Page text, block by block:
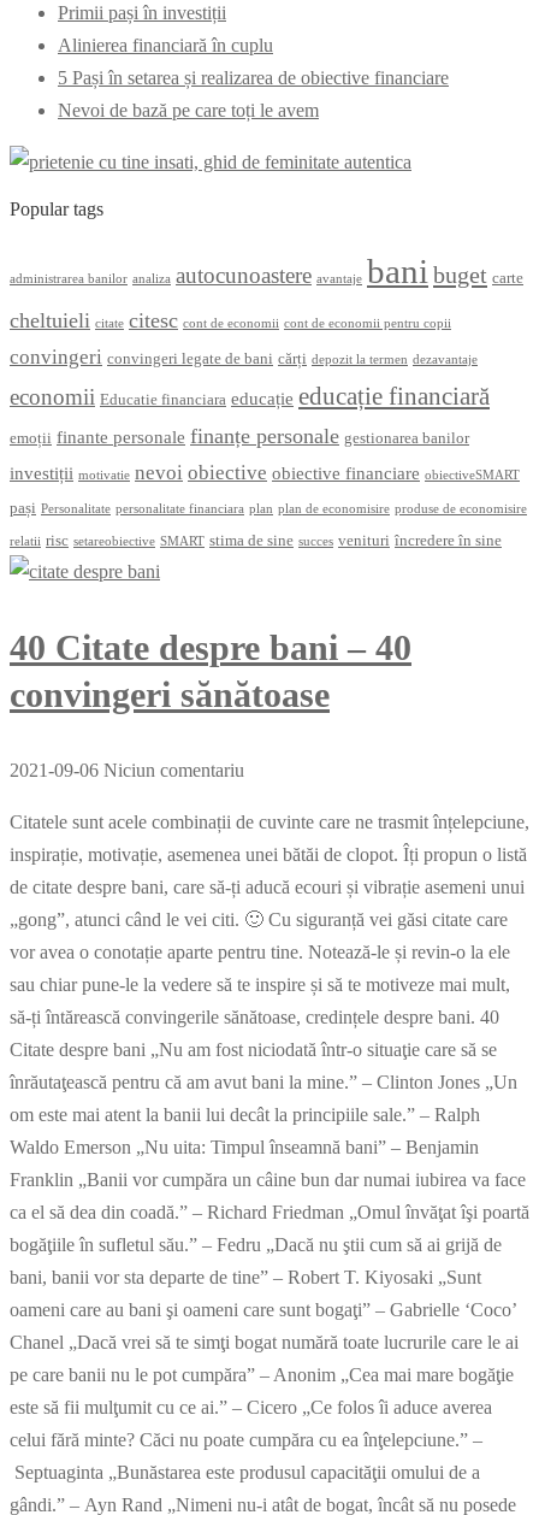
Primii pași în investiții
Alinierea financiară în cuplu
5 Pași în setarea și realizarea de obiective financiare
Nevoi de bază pe care toți le avem
Popular tags
administrarea banilor analiza autocunoastere avantaje bani buget carte
cheltuieli citate citesc cont de economii cont de economii pentru copii
convingeri convingeri legate de bani cărți depozit la termen dezavantaje
economii Educatie financiara educație educație financiară
emoții finante personale finanțe personale gestionarea banilor
investiții motivatie nevoi obiective obiective financiare obiectiveSMART
pași Personalitate personalitate financiara plan plan de economisire produse de economisire
relatii risc setareobiective SMART stima de sine succes venituri încredere în sine
40 Citate despre bani – 40
convingeri sănătoase
2021-09-06 Niciun comentariu
Citatele sunt acele combinații de cuvinte care ne trasmit înțelepciune,
inspirație, motivație, asemenea unei bătăi de clopot. Îți propun o listă
de citate despre bani, care să-ți aducă ecouri și vibrație asemeni unui
„gong”, atunci când le vei citi. 🙂 Cu siguranță vei găsi citate care
vor avea o conotație aparte pentru tine. Notează-le și revin-o la ele
sau chiar pune-le la vedere să te inspire și să te motiveze mai mult,
să-ți întărească convingerile sănătoase, credințele despre bani. 40
Citate despre bani „Nu am fost niciodată într-o situaţie care să se
înrăutaţească pentru că am avut bani la mine.” – Clinton Jones „Un
om este mai atent la banii lui decât la principiile sale.” – Ralph
Waldo Emerson „Nu uita: Timpul înseamnă bani” – Benjamin
Franklin „Banii vor cumpăra un câine bun dar numai iubirea va face
ca el să dea din coadă.” – Richard Friedman „Omul învăţat îşi poartă
bogăţiile în sufletul său.” – Fedru „Dacă nu ştii cum să ai grijă de
bani, banii vor sta departe de tine” – Robert T. Kiyosaki „Sunt
oameni care au bani şi oameni care sunt bogaţi” – Gabrielle ‘Coco’
Chanel „Dacă vrei să te simţi bogat numără toate lucrurile care le ai
pe care banii nu le pot cumpăra” – Anonim „Cea mai mare bogăţie
este să fii mulţumit cu ce ai.” – Cicero „Ce folos îi aduce averea
celui fără minte? Căci nu poate cumpăra cu ea înţelepciune.” –
Septuaginta „Bunăstarea este produsul capacităţii omului de a
gândi.” – Ayn Rand „Nimeni nu-i atât de bogat, încât să nu posede